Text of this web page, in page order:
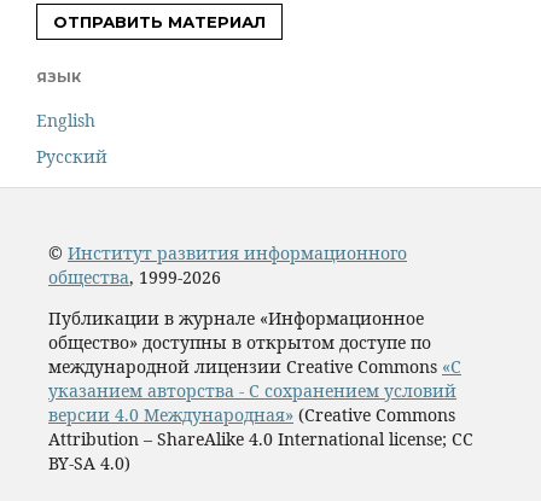
ОТПРАВИТЬ МАТЕРИАЛ
ЯЗЫК
English
Русский
© Институт развития информационного
общества, 1999-2026
Публикации в журнале «Информационное
общество» доступны в открытом доступе по
международной лицензии Creative Commons «С
указанием авторства - С сохранением условий
версии 4.0 Международная» (Creative Commons
Attribution – ShareAlike 4.0 International license; CC
BY-SA 4.0)